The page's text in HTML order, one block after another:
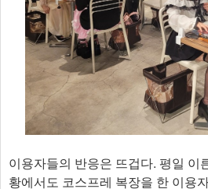
이용자들의 반응은 뜨겁다. 평일 이
황에서도 코스프레 복장을 한 이용